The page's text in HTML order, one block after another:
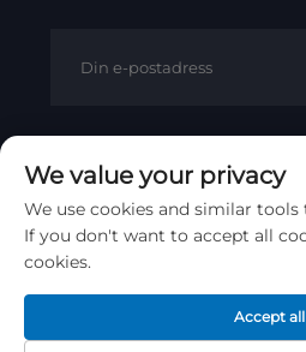
Copyright © 2025 av
Bridge Precision
Integritetspolicy
Rulla till toppen
We value your privacy
We use cookies and similar
If you don't want to accept all
cookies.
Accept all